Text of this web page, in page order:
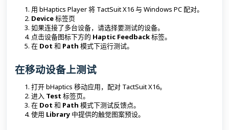
用 bHaptics Player 将 TactSuit X16 与 Windows PC 配对。
Device标签页
如果连接了多台设备，请选择要测试的设备。
点击设备图标下方的 Haptic Feedback标签。
在 Dot 和 Path 模式下运行测试。
在移动设备上测试
打开 bHaptics 移动应用，配对 TactSuit X16。
进入 Test 标签页。
在 Dot 和 Path 模式下测试反馈点。
使用 Library 中提供的触觉图案预设。